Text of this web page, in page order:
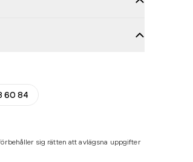
60 84
sig rätten att avlägsna uppgifter